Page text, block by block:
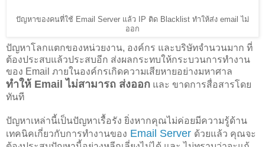
ปัญหาของคนที่ใช้ Email Server แล้ว IP ติด Blacklist ทำให้ส่ง email ไม่
ออก
ปัญหาโลกแตกของหน่วยงาน, องค์กร และบริษัทจำนวนมาก ที่
ต้องประสบแล้วประสบอีก ส่งผลกระทบให้กระบวนการทำงาน
ของ Email ภายในองค์กรเกิดความเสียหายอย่างมหาศาล
ทำให้ Email ไม่สามารถ ส่งออก และ ขาดการสื่อสารโดย
ทันที
ปัญหาเหล่านี้เป็นปัญหาเรื้อรัง ยิ่งหากคุณไม่ค่อยมีความรู้ด้าน
เทคนิคเกี่ยวกับการทำงานของ Email Server ด้วยแล้ว คุณจะ